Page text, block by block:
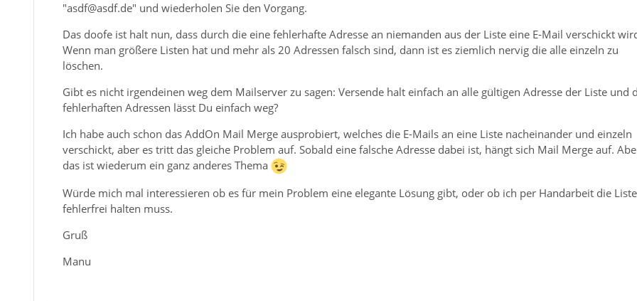
"asdf@asdf.de" und wiederholen Sie den Vorgang.
Das doofe ist halt nun, dass durch die eine fehlerhafte Adresse an niemanden aus der Liste eine E-Mail verschickt
Wenn man größere Listen hat und mehr als 20 Adressen falsch sind, dann ist es ziemlich nervig die alle einzeln zu
löschen.
Gibt es nicht irgendeinen weg dem Mailserver zu sagen: Versende halt einfach an alle gültigen Adresse der Liste und
fehlerhaften Adressen lässt Du einfach weg?
Ich habe auch schon das AddOn Mail Merge ausprobiert, welches die E-Mails an eine Liste nacheinander und einzeln
verschickt, aber es tritt das gleiche Problem auf. Sobald eine falsche Adresse dabei ist, hängt sich Mail Merge auf.
das ist wiederum ein ganz anderes Thema
Würde mich mal interessieren ob es für mein Problem eine elegante Lösung gibt, oder ob ich per Handarbeit die
fehlerfrei halten muss.
Gruß
Manu